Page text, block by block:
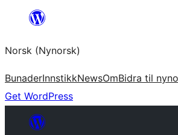
content
Norsk (Nynorsk)
BunaderInnstikkNewsOmBidra til
Get WordPress